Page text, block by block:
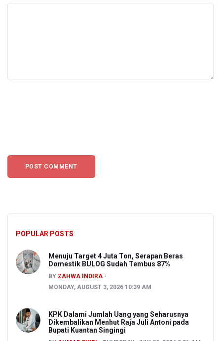
POPULAR POSTS
Menuju Target 4 Juta Ton, Serapan Beras
Domestik BULOG Sudah Tembus 87%
BY ZAHWA INDIRA
MONDAY, AUGUST 3, 2026 10:39 AM
KPK Dalami Jumlah Uang yang Seharusnya
Dikembalikan Menhut Raja Juli Antoni pada
Bupati Kuantan Singingi